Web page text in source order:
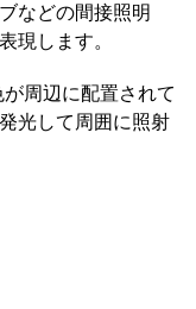
などの間接照明
現します。
周辺に配置されて
光して周囲に照射